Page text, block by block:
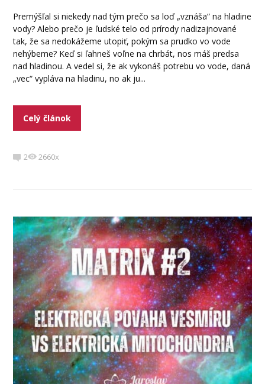
Premýšľal si niekedy nad tým prečo sa loď „vznáša“ na hladine
vody? Alebo prečo je ľudské telo od prírody nadizajnované
tak, že sa nedokážeme utopiť, pokým sa prudko vo vode
nehýbeme? Keď si ľahneš voľne na chrbát, nos máš predsa
nad hladinou. A vedel si, že ak vykonáš potrebu vo vode, daná
„vec“ vypláva na hladinu, no ak ju...
Celý článok
2 2660x